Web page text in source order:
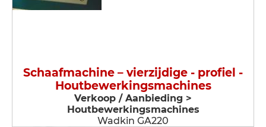
Schaafmachine – vierzijdige - profiel -
Houtbewerkingsmachines
Verkoop / Aanbieding >
Houtbewerkingsmachines
Wadkin GA220